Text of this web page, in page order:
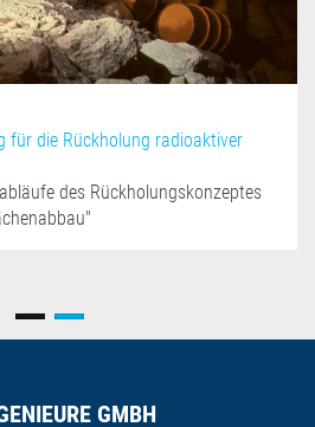
für die Rückholung radioaktiver
des Rückholungskonzeptes
GMBH